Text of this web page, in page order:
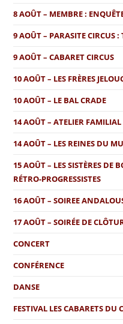
8 AOÛT – MEMBRE :
9 AOÛT – PARASITE CIRCUS
9 AOÛT – CABARET CIRCUS
10 AOÛT – LES FRÈRES
10 AOÛT – LE BAL CRADE
14 AOÛT – ATELIER
14 AOÛT – LES REINES DU
15 AOÛT – LES SISTÈRES DE
RÉTRO-PROGRESSISTES
16 AOÛT – SOIREE
17 AOÛT – SOIRÉE DE
CONCERT
CONFÉRENCE
DANSE
FESTIVAL LES CABARETS DU